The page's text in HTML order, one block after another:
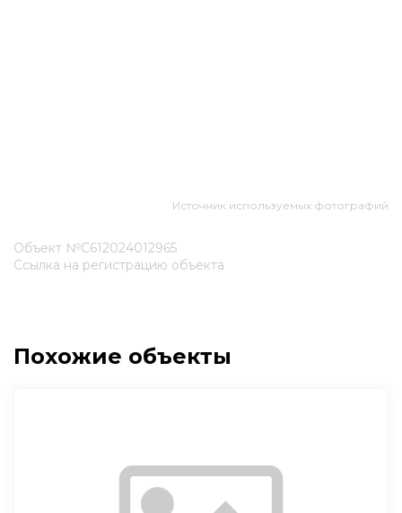
Источник используемых фотографий
Объект №С612024012965
Ссылка на регистрацию объекта
Похожие объекты